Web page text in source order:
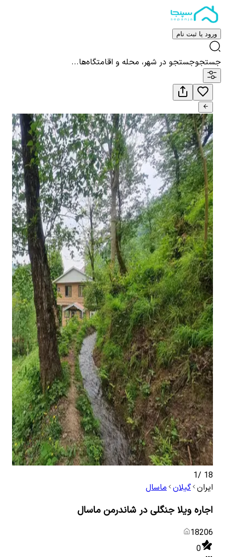
ورود یا ثبت نام
جستجوجستجو در شهر، محله و اقامتگاه‌ها...
18
/
1
ایران گیلان ماسال
اجاره ویلا جنگلی در شاندرمن ماسال
18206
0